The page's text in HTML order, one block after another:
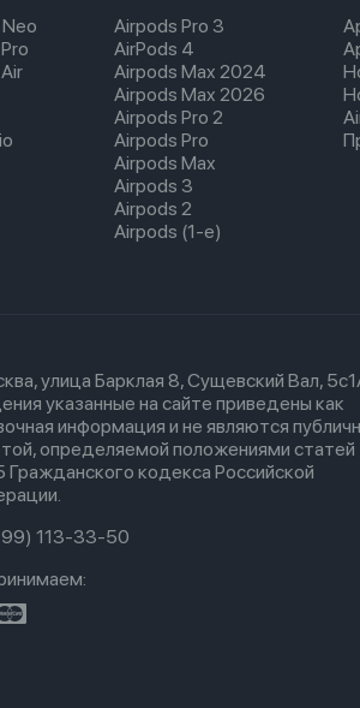
Airpods Pro 3
AirPods 4
Airpods Max 2024
Airpods Max 2026
Airpods Pro 2
Airpods Pro
Airpods Max
Airpods 3
Airpods 2
Airpods (1-е)
улица Барклая 8, Сущевский Вал,
указанные на сайте приведены как
информация и не являются
определяемой положениями
Гражданского кодекса Российской
113-33-50